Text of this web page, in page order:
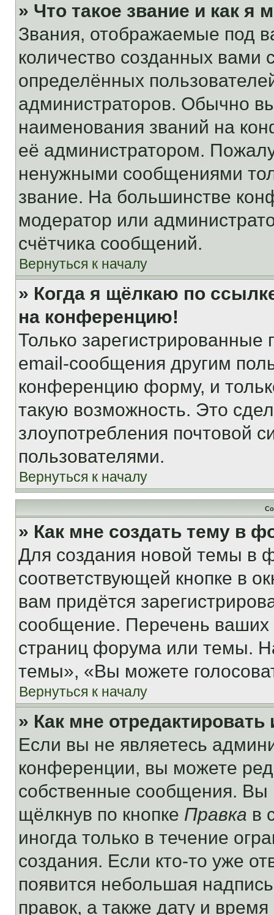
» Что такое звание и как я
Звания, отображаемые под
количество созданных
определённых
администраторов. Обычно
наименования званий на
её администратором.
ненужными сообщениями
звание. На большинстве
модератор или
счётчика сообщений.
Вернуться к началу
» Когда я щёлкаю по
на конференцию!
Только зарегистрированные
email-сообщения другим
конференцию форму, и
такую возможность. Это
злоупотребления почтовой
пользователями.
Вернуться к началу
» Как мне создать тему в
Для создания новой темы в
соответствующей кнопке в
вам придётся
сообщение. Перечень ваших
страниц форума или темы.
темы», «Вы можете
Вернуться к началу
» Как мне
Если вы не являетесь
конференции, вы можете
собственные сообщения. Вы
щёлкнув по кнопке Правка в
иногда только в течение
создания. Если кто-то уже
появится небольшая
правок, а также дату и